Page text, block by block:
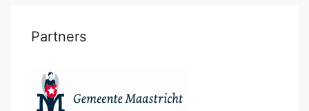
Partners